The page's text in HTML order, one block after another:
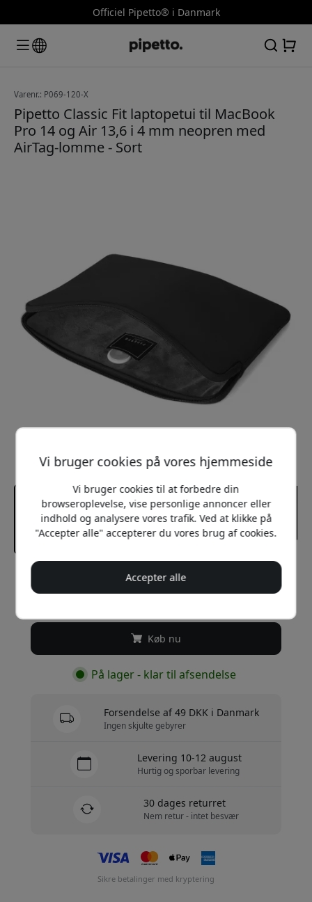
Officiel Pipetto® i Danmark
Varenr.: P069-120-X
Pipetto Classic Fit laptopetui til MacBook
Pro 14 og Air 13,6 i 4 mm neopren med
AirTag-lomme - Sort
Anbefalet pris
299 DKK
Køb nu
På lager - klar til afsendelse
Forsendelse af 49 DKK i Danmark
Ingen skjulte gebyrer
Levering 10-12 august
Hurtig og sporbar levering
30 dages returret
Nem retur - intet besvær
Sikre betalinger med kryptering
Vi bruger cookies på vores hjemmeside
Vi bruger cookies til at forbedre din
browseroplevelse, vise personlige annoncer eller
indhold og analysere vores trafik. Ved at klikke på
"Accepter alle" accepterer du vores brug af cookies.
Accepter alle